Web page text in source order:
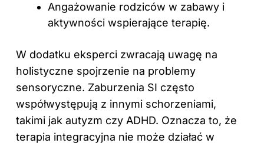
Angażowanie rodziców w zabawy i
aktywności wspierające terapię.
W dodatku eksperci zwracają uwagę na
holistyczne spojrzenie na problemy
sensoryczne. Zaburzenia SI często
współwystępują z innymi schorzeniami,
takimi jak autyzm czy ADHD. Oznacza to, że
terapia integracyjna nie może działać w